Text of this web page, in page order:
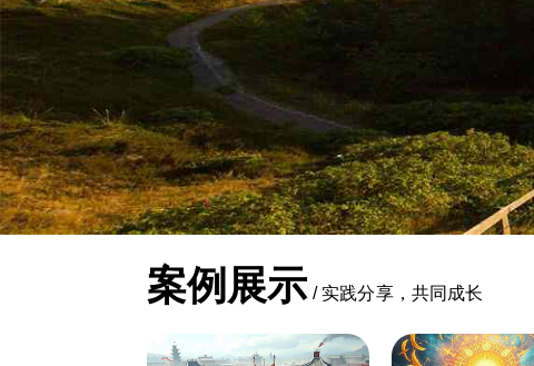
案例展示 / 实践分享，共同成长